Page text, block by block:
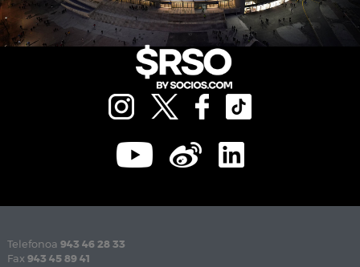
Telefonoa 943 46 28 33
Fax 943 45 89 41